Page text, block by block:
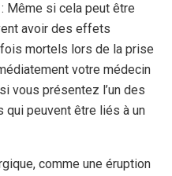
: Même si cela peut être
avoir des effets
mortels lors de la prise
votre médecin
vous présentez l’un des
peuvent être liés à un
comme une éruption